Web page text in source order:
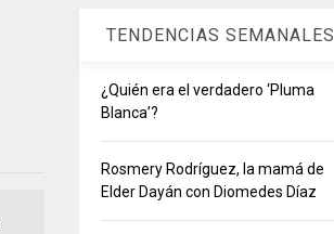
TENDENCIAS SEMANALES
¿Quién era el verdadero ‘Pluma
Blanca’?
Rosmery Rodríguez, la mamá de
Elder Dayán con Diomedes Díaz